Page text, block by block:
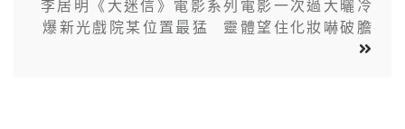
李居明《大迷信》電影系列電影一次過大曬冷
爆新光戲院某位置最猛 靈體望住化妝嚇破膽